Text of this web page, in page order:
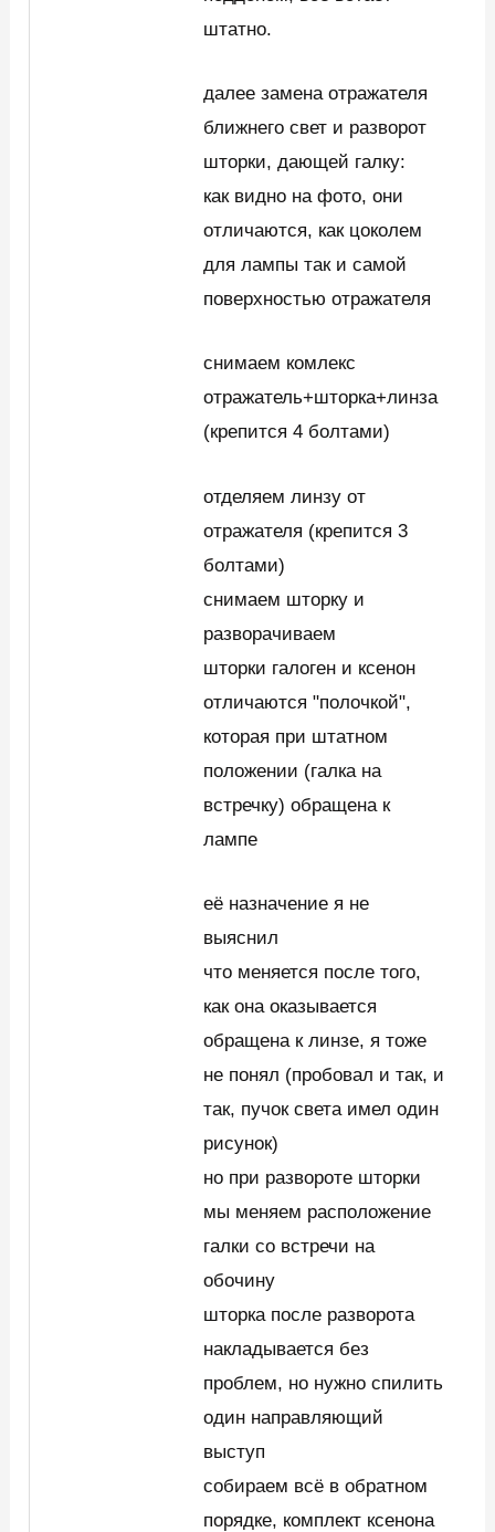
штатно.
далее замена отражателя
ближнего свет и разворот
шторки, дающей галку:
как видно на фото, они
отличаются, как цоколем
для лампы так и самой
поверхностью отражателя
снимаем комлекс
отражатель+шторка+линза
(крепится 4 болтами)
отделяем линзу от
отражателя (крепится 3
болтами)
снимаем шторку и
разворачиваем
шторки галоген и ксенон
отличаются "полочкой",
которая при штатном
положении (галка на
встречку) обращена к
лампе
её назначение я не
выяснил
что меняется после того,
как она оказывается
обращена к линзе, я тоже
не понял (пробовал и так, и
так, пучок света имел один
рисунок)
но при развороте шторки
мы меняем расположение
галки со встречи на
обочину
шторка после разворота
накладывается без
проблем, но нужно спилить
один направляющий
выступ
собираем всё в обратном
порядке, комплект ксенона